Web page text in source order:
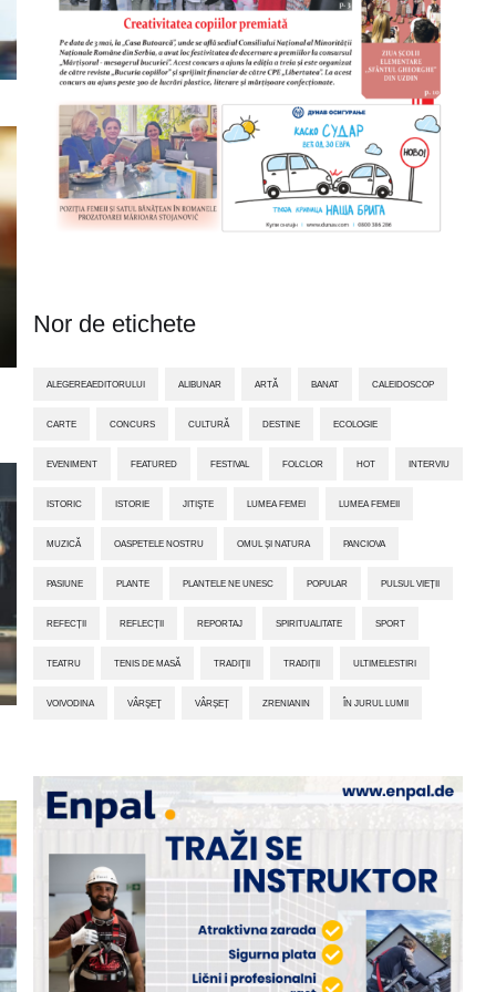
Nor de etichete
ALEGEREAEDITORULUI ALIBUNAR ARTĂ BANAT CALEIDOSCOP
CARTE CONCURS CULTURĂ DESTINE ECOLOGIE
EVENIMENT FEATURED FESTIVAL FOLCLOR HOT INTERVIU
ISTORIC ISTORIE JITIŞTE LUMEA FEMEI LUMEA FEMEII
MUZICĂ OASPETELE NOSTRU OMUL ȘI NATURA PANCIOVA
PASIUNE PLANTE PLANTELE NE UNESC POPULAR PULSUL VIEȚII
REFECȚII REFLECȚII REPORTAJ SPIRITUALITATE SPORT
TEATRU TENIS DE MASĂ TRADIŢII TRADIȚII ULTIMELESTIRI
VOIVODINA VÂRŞEŢ VÂRȘEȚ ZRENIANIN ÎN JURUL LUMII